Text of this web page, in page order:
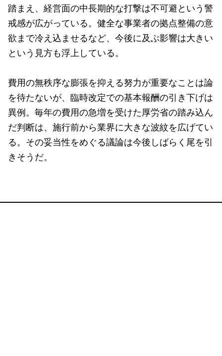
踏まえ、経営面の中長期的な打撃は不可避という警
戒感が広がっている。健全な事業者の拠点整備の意
欲まで冷え込ませるなど、今後に及ぶ影響は大きい
という見方も浮上している。
費用の無秩序な膨張を抑える努力が重要なことは論
を待たないが、臨時改定での基本報酬の引き下げは
異例。毎年の費用の急増を受けた厚労省の踏み込ん
だ判断は、施行前から業界に大きな波紋を広げてい
る。その妥当性をめぐる議論は今後しばらく尾を引
きそうだ。